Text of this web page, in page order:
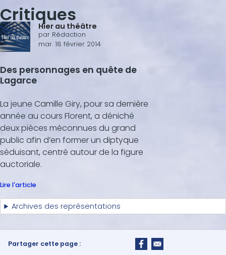
Critiques
Hier au théâtre
par Rédaction
mar. 18 février 2014
Des personnages en quête de
Lagarce
La jeune Camille Giry, pour sa dernière
année au cours Florent, a déniché
deux pièces méconnues du grand
public afin d’en former un diptyque
séduisant, centré autour de la figure
auctoriale.
Lire l'article
Archives des représentations
Partager cette page :